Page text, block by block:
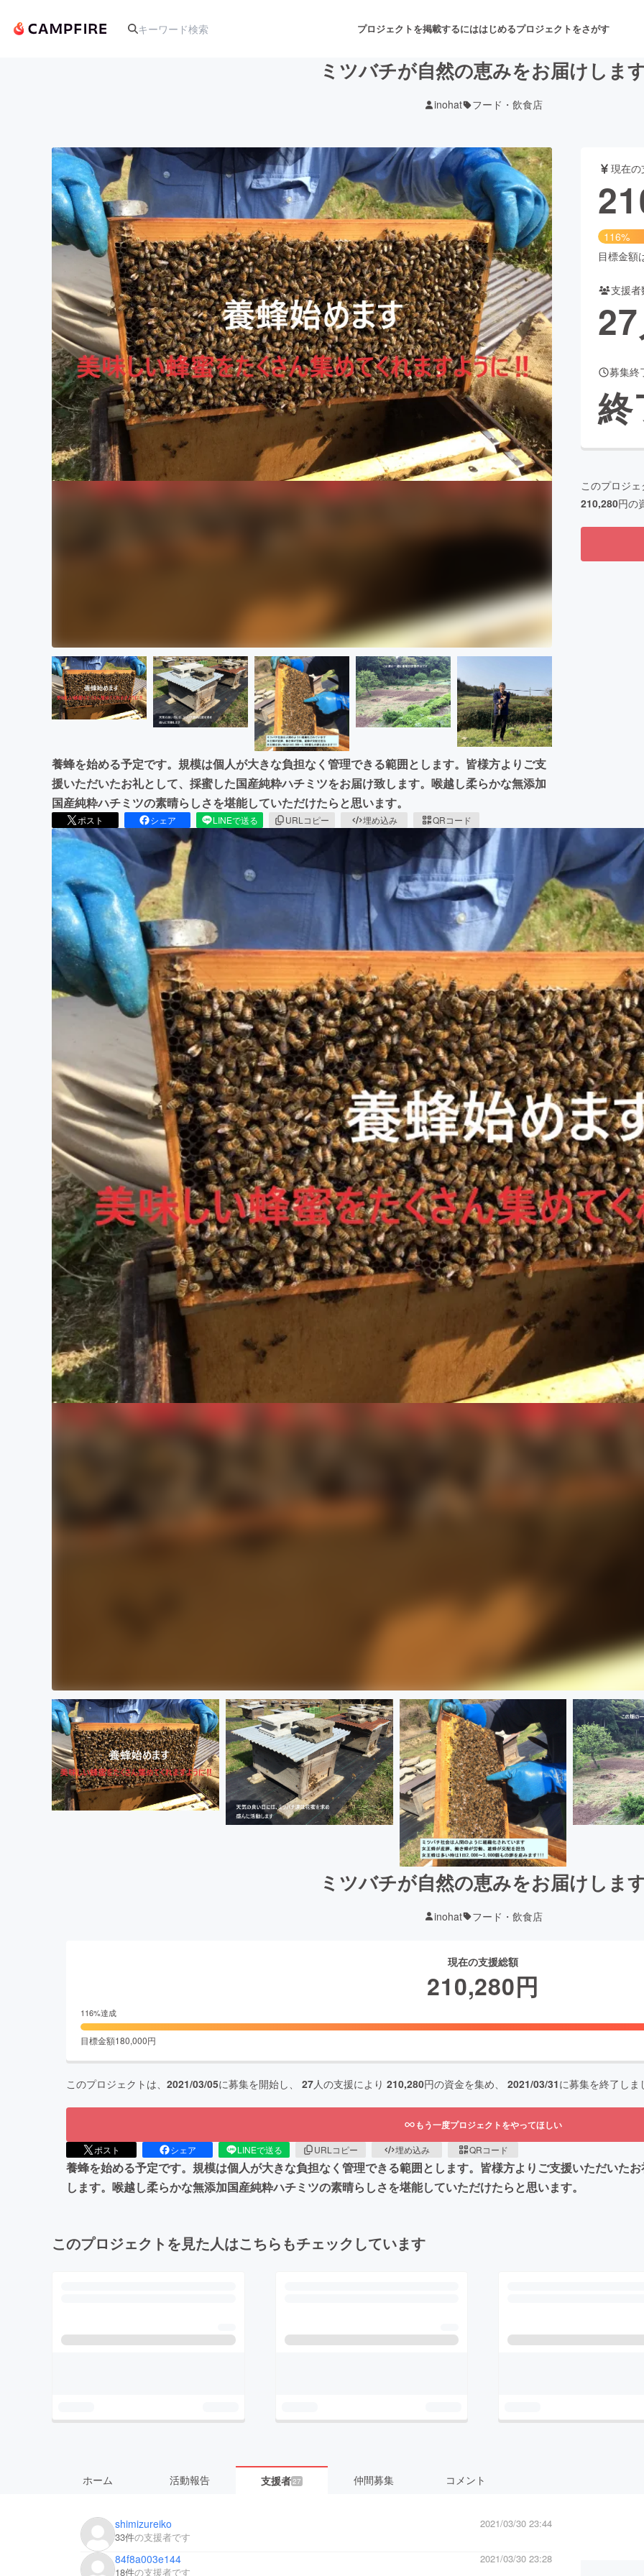
プロジェクトを掲載するにははじめるプロジェクトをさがす
アート・写真 音楽 舞台・パフォーマンス
テクノロジー・ガジェット ゲーム・サービス開発 フード・飲食店
映像・映画 書籍・雑誌出版 アニメ・漫画
ビジネス・起業 チャレンジ ビューティー・ヘルスケ
まちづくり・地域活性化
CAMPFIRE for Social GoodCAMPFIRE Creation
CAMPFIREふるさと納税machi-yaコミュニティ
ミツバチが自然の恵みをお届けしま
inohat フード・飲食店
養蜂を始める予定です。規模は個人が大きな負担なく管理できる範囲とします。皆様方よりご支
援いただいたお礼として、採蜜した国産純粋ハチミツをお届け致します。喉越し柔らかな無添加
国産純粋ハチミツの素晴らしさを堪能していただけたらと思います。
ポスト シェア LINEで送る URLコピー 埋め込み QRコード
現在
116%
目標金額
支援者
27
募集終
終
このプロジ
210,280円の
ミツバチが自然の恵みをお届けしま
inohat フード・飲食店
現在の支援総額
210,280円
116%達成
目標金額180,000円
このプロジェクトは、 2021/03/05に募集を開始し、 27人の支援により 210,280円の資金を集め、 2021/03/31に募集を終了しま
もう一度プロジェクトをやってほしい
ポスト シェア LINEで送る URLコピー 埋め込み QRコード
養蜂を始める予定です。規模は個人が大きな負担なく管理できる範囲とします。皆様方よりご支援いただいた
します。喉越し柔らかな無添加国産純粋ハチミツの素晴らしさを堪能していただけたらと思います。
このプロジェクトを見た人はこちらもチェックしています
ホーム 活動報告 支援者27 仲間募集 コメント
shimizureiko
2021/03/30 23:44
33件の支援者です
84f8a003e144
2021/03/30 23:28
18件の支援者です